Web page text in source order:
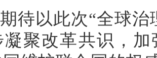
待以此次“全球
凝聚改革共识，